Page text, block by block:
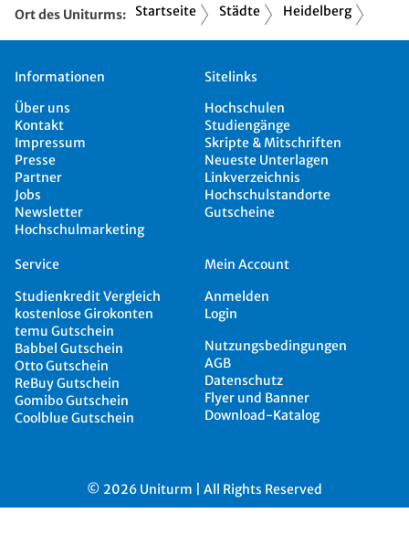
Ort des Uniturms: Startseite Städte Heidelberg
Informationen
Über uns
Kontakt
Impressum
Presse
Partner
Jobs
Newsletter
Hochschulmarketing
Sitelinks
Hochschulen
Studiengänge
Skripte & Mitschriften
Neueste Unterlagen
Linkverzeichnis
Hochschulstandorte
Gutscheine
Service
Studienkredit Vergleich
kostenlose Girokonten
temu Gutschein
Babbel Gutschein
Otto Gutschein
ReBuy Gutschein
Gomibo Gutschein
Coolblue Gutschein
Mein Account
Anmelden
Login
Nutzungsbedingungen
AGB
Datenschutz
Flyer und Banner
Download-Katalog
© 2026 Uniturm | All Rights Reserved